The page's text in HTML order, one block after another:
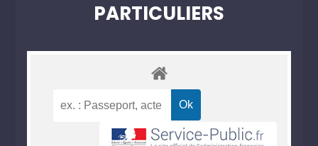
PARTICULIERS